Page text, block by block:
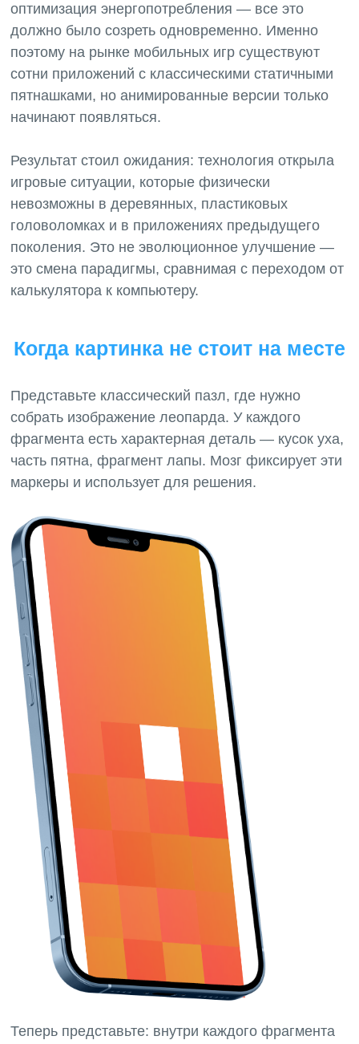
оптимизация энергопотребления — все это
должно было созреть одновременно. Именно
поэтому на рынке мобильных игр существуют
сотни приложений с классическими статичными
пятнашками, но анимированные версии только
начинают появляться.
Результат стоил ожидания: технология открыла
игровые ситуации, которые физически
невозможны в деревянных, пластиковых
головоломках и в приложениях предыдущего
поколения. Это не эволюционное улучшение —
это смена парадигмы, сравнимая с переходом от
Когда картинка не стоит на месте
Представьте классический пазл, где нужно
собрать изображение леопарда. У каждого
фрагмента есть характерная деталь — кусок уха,
часть пятна, фрагмент лапы. Мозг фиксирует эти
маркеры и использует для решения.
Теперь представьте: внутри каждого фрагмента